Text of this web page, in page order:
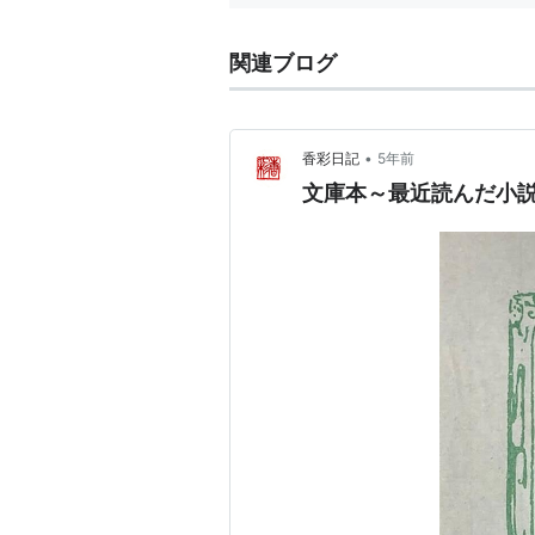
関連ブログ
香彩日記 • 5年前
文庫本～最近読んだ小